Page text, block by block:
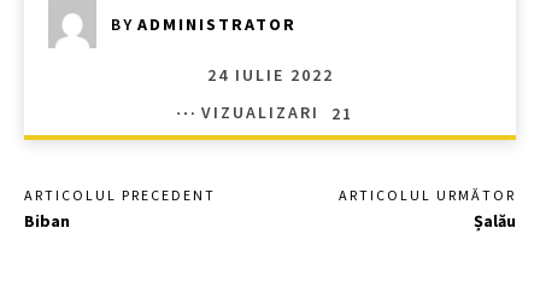
BY ADMINISTRATOR
24 IULIE 2022
VIZUALIZARI
21
ARTICOLUL PRECEDENT
Biban
ARTICOLUL URMĂTOR
Șalău